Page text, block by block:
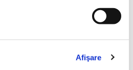
Afişare
Capcana identității